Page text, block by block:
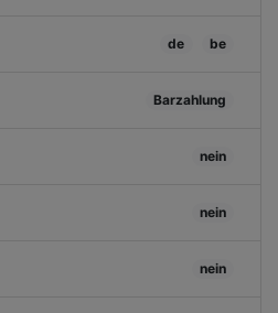
de be
Barzahlung
nein
nein
nein